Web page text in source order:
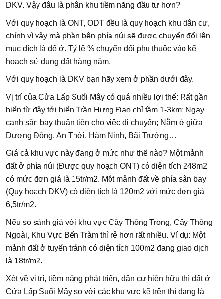
DKV. Vậy đâu là phân khu tiềm năng đầu tư hơn?
Với quy hoạch là ONT, ODT đều là quy hoạch khu dân cư,
chính vì vậy mà phần bên phía núi sẽ được chuyển đổi lên
mục đích là để ở. Tỷ lệ % chuyển đổi phụ thuộc vào kế
hoạch sử dụng đất hàng năm.
Với quy hoạch là DKV bạn hãy xem ở phần dưới đây.
Vị trí của Cửa Lấp Suối Mây có quá nhiều lợi thế: Rất gần
biển từ đây tới biển Trần Hưng Đạo chỉ tầm 1-3km; Ngay
cạnh sân bay thuận tiện cho việc di chuyển; Nằm ở giữa
Dương Đông, An Thới, Hàm Ninh, Bãi Trường…
Giá cả khu vực này đang ở mức như thế nào? Một mảnh
đất ở phía núi (Được quy hoạch ONT) có diện tích 248m2
có mức đơn giá là 15tr/m2. Một mảnh đất về phía sân bay
(Quy hoạch DKV) có diện tích là 120m2 với mức đơn giá
6,5tr/m2.
Nếu so sánh giá với khu vực Cây Thông Trong, Cây Thông
Ngoài, Khu Vực Bến Tràm thì rẻ hơn rất nhiều. Ví dụ: Một
mảnh đất ở tuyến tránh có diện tích 100m2 đang giao dịch
là 18tr/m2.
Xét về vị trí, tiềm năng phát triển, dân cư hiện hữu thì đất ở
Cửa Lấp Suối Mây so với các khu vực kể trên thì đang là